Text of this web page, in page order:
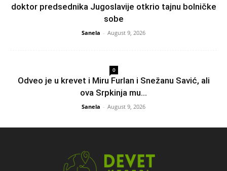
doktor predsednika Jugoslavije otkrio tajnu bolničke
sobe
Sanela - August 9, 2026
0
Odveo je u krevet i Miru Furlan i Snežanu Savić, ali
ova Srpkinja mu...
Sanela - August 9, 2026